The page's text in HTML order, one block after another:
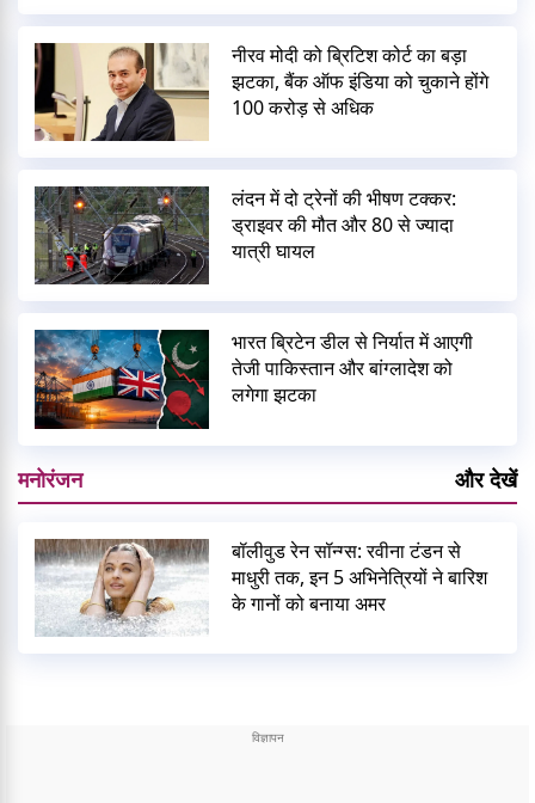
नीरव मोदी को ब्रिटिश कोर्ट का बड़ा
झटका, बैंक ऑफ इंडिया को चुकाने होंगे
100 करोड़ से अधिक
लंदन में दो ट्रेनों की भीषण टक्कर:
ड्राइवर की मौत और 80 से ज्यादा
यात्री घायल
भारत ब्रिटेन डील से निर्यात में आएगी
तेजी पाकिस्तान और बांग्लादेश को
लगेगा झटका
मनोरंजन और देखें
बॉलीवुड रेन सॉन्ग्स: रवीना टंडन से
माधुरी तक, इन 5 अभिनेत्रियों ने बारिश
के गानों को बनाया अमर